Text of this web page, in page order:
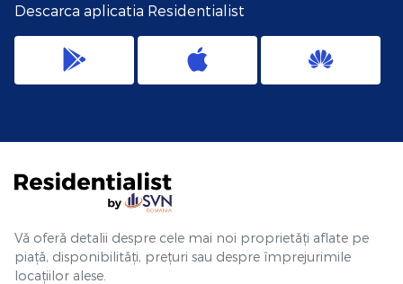
Descarca aplicatia Residentialist
Vă oferă detalii despre cele mai noi proprietăți aflate pe
piață, disponibilități, prețuri sau despre împrejurimile
locațiilor alese.